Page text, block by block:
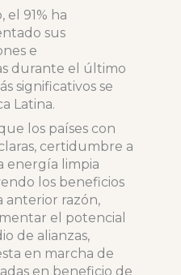
el 91% ha
sus
e
durante el último
significativos se
Latina.
los países con
certidumbre a
energía limpia
los beneficios
anterior razón,
el potencial
de alianzas,
en marcha de
en beneficio de